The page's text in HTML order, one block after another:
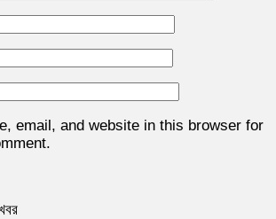
email, and website in this browser for